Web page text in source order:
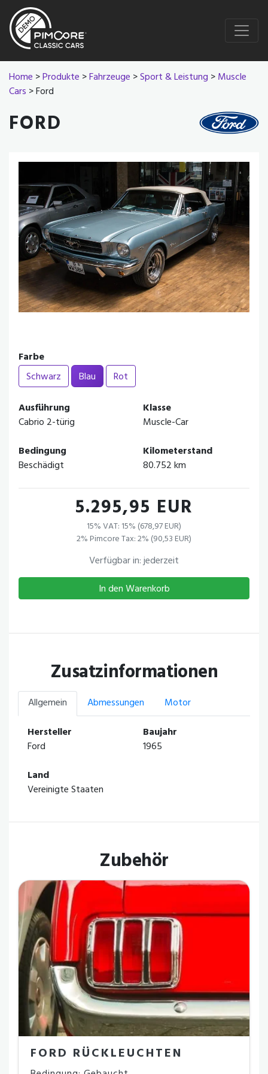
Home >Produkte >Fahrzeuge >Sport & Leistung >Muscle
Cars > Ford
FORD
Farbe
Schwarz
Blau
Rot
Ausführung
Cabrio 2-türig
Klasse
Muscle-Car
Bedingung
Beschädigt
Kilometerstand
80.752 km
5.295,95 EUR
15% VAT: 15% (678,97 EUR)
2% Pimcore Tax: 2% (90,53 EUR)
Verfügbar in: jederzeit
In den Warenkorb
Zusatzinformationen
Allgemein Abmessungen
Motor
Hersteller
Ford
Baujahr
1965
Land
Vereinigte Staaten
Zubehör
FORD RÜCKLEUCHTEN